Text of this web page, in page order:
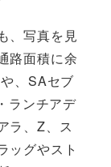
、写真を見
路面積に余
、SAセブ
ランチアデ
ラ、Z、ス
ッグやスト